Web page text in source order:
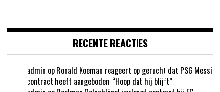
RECENTE REACTIES
admin op Ronald Koeman reageert op gerucht dat PSG Messi
contract heeft aangeboden: “Hoop dat hij blijft”